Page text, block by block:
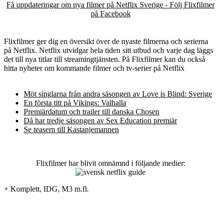
Få uppdateringar om nya filmer på Netflix Sverige - Följ Flixfilmer
på Facebook
Flixfilmer ger dig en översikt över de nyaste filmerna och serierna
på Netflix. Netflix utvidgar hela tiden sitt utbud och varje dag läggs
det till nya titlar till streamingtjänsten. På Flixfilmer kan du också
hitta nyheter om kommande filmer och tv-serier på Netflix
Möt singlarna från andra säsongen av Love is Blind: Sverige
En första titt på Vikings: Valhalla
Premiärdatum och trailer till danska Chosen
Då har tredje säsongen av Sex Education premiär
Se teasern till Kastanjemannen
Flixfilmer har blivit omnämnd i följande medier:
+ Komplett, IDG, M3 m.fl.